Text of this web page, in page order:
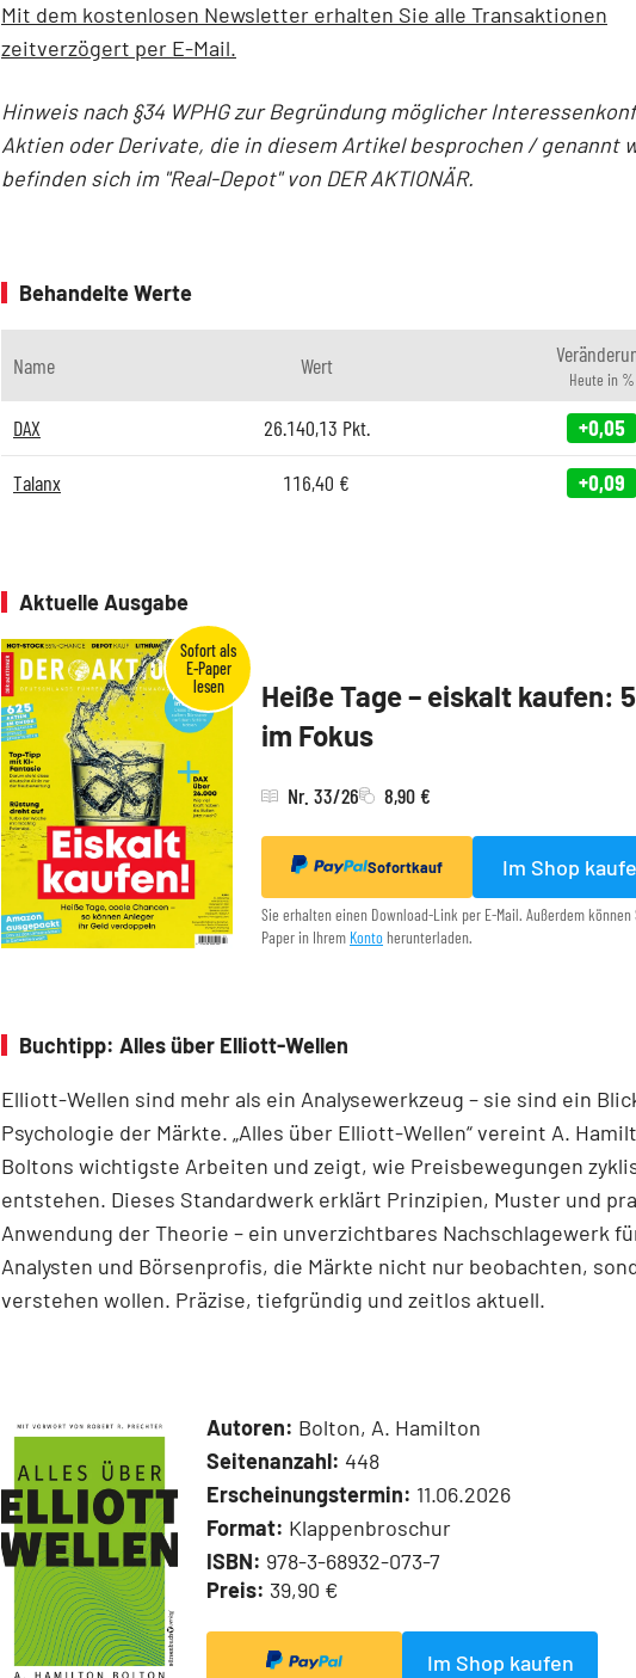
Mit dem kostenlosen Newsletter erhalten Sie alle Transaktionen
zeitverzögert per E-Mail.
Hinweis nach §34 WPHG zur Begründung möglicher
Aktien oder Derivate, die in diesem Artikel besprochen / genannt
befinden sich im "Real-Depot" von DER AKTIONÄR.
Behandelte Werte
Name Wert
Heute in %
DAX 26.140,13 Pkt. +0,05
Talanx 116,40 € +0,09
Aktuelle Ausgabe
Heiße Tage – eiskalt kaufen:
im Fokus
Nr. 33/26 8,90 €
Sofortkauf Im Shop
Sie erhalten einen Download-Link per E-Mail. Außerdem
Paper in Ihrem Konto herunterladen.
Buchtipp: Alles über Elliott-Wellen
Elliott-Wellen sind mehr als ein Analysewerkzeug – sie sind ein
Psychologie der Märkte. „Alles über Elliott-Wellen“ vereint A.
Boltons wichtigste Arbeiten und zeigt, wie Preisbewegungen
entstehen. Dieses Standardwerk erklärt Prinzipien, Muster und
Anwendung der Theorie – ein unverzichtbares Nachschlagewerk
Analysten und Börsenprofis, die Märkte nicht nur beobachten,
verstehen wollen. Präzise, tiefgründig und zeitlos aktuell.
Autoren: Bolton, A. Hamilton
Seitenanzahl: 448
Erscheinungstermin: 11.06.2026
Format: Klappenbroschur
ISBN: 978-3-68932-073-7
Preis: 39,90 €
Im Shop kaufen